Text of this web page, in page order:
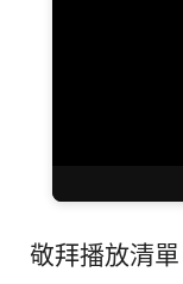
敬拜播放清單